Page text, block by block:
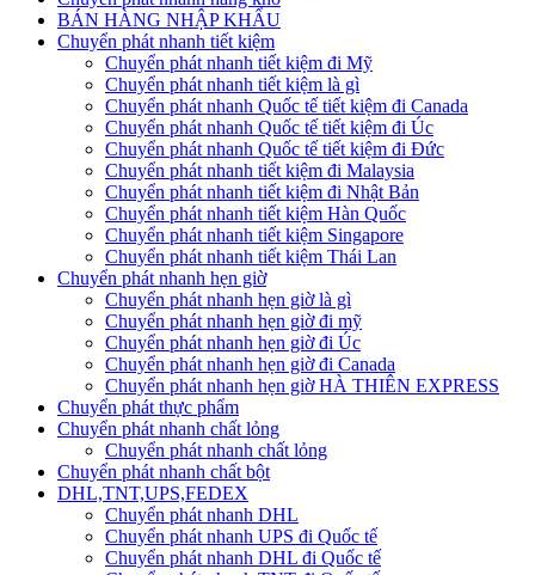
BÁN HÀNG NHẬP KHẨU
Chuyển phát nhanh tiết kiệm
Chuyển phát nhanh tiết kiệm đi Mỹ
Chuyển phát nhanh tiết kiệm là gì
Chuyển phát nhanh Quốc tế tiết kiệm đi Canada
Chuyển phát nhanh Quốc tế tiết kiệm đi Úc
Chuyển phát nhanh Quốc tế tiết kiệm đi Đức
Chuyển phát nhanh tiết kiệm đi Malaysia
Chuyển phát nhanh tiết kiệm đi Nhật Bản
Chuyển phát nhanh tiết kiệm Hàn Quốc
Chuyển phát nhanh tiết kiệm Singapore
Chuyển phát nhanh tiết kiệm Thái Lan
Chuyển phát nhanh hẹn giờ
Chuyển phát nhanh hẹn giờ là gì
Chuyển phát nhanh hẹn giờ đi mỹ
Chuyển phát nhanh hẹn giờ đi Úc
Chuyển phát nhanh hẹn giờ đi Canada
Chuyển phát nhanh hẹn giờ HÀ THIÊN EXPRESS
Chuyển phát thực phẩm
Chuyển phát nhanh chất lỏng
Chuyển phát nhanh chất lỏng
Chuyển phát nhanh chất bột
DHL,TNT,UPS,FEDEX
Chuyển phát nhanh DHL
Chuyển phát nhanh UPS đi Quốc tế
Chuyển phát nhanh DHL đi Quốc tế